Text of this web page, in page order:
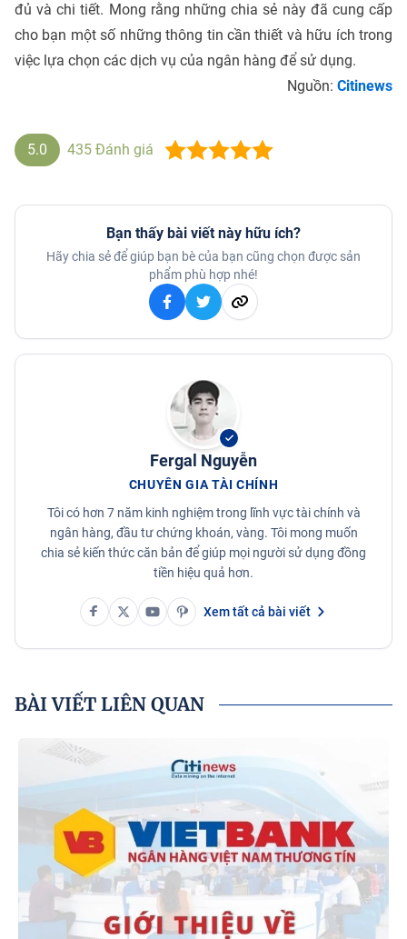
đủ và chi tiết. Mong rằng những chia sẻ này đã cung cấp
cho bạn một số những thông tin cần thiết và hữu ích trong
việc lựa chọn các dịch vụ của ngân hàng để sử dụng.
Nguồn: Citinews
5.0 435 Đánh giá
Bạn thấy bài viết này hữu ích?
Hãy chia sẻ để giúp bạn bè của bạn cũng chọn được sản
phẩm phù hợp nhé!
Fergal Nguyễn
CHUYÊN GIA TÀI CHÍNH
Tôi có hơn 7 năm kinh nghiệm trong lĩnh vực tài chính và
ngân hàng, đầu tư chứng khoán, vàng. Tôi mong muốn
chia sẻ kiến thức căn bản để giúp mọi người sử dụng đồng
tiền hiệu quả hơn.
Xem tất cả bài viết
BÀI VIẾT LIÊN QUAN